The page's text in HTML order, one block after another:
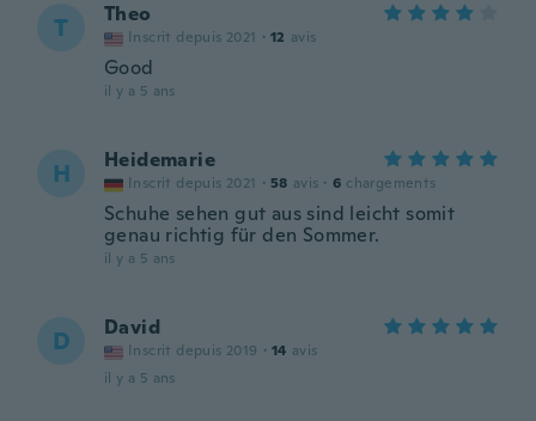
T Theo
Inscrit depuis 2021 · 12 avis
Good
il y a 5 ans
H Heidemarie
Inscrit depuis 2021 · 58 avis · 6 chargements
Schuhe sehen gut aus sind leicht somit
genau richtig für den Sommer.
il y a 5 ans
D David
Inscrit depuis 2019 · 14 avis
il y a 5 ans